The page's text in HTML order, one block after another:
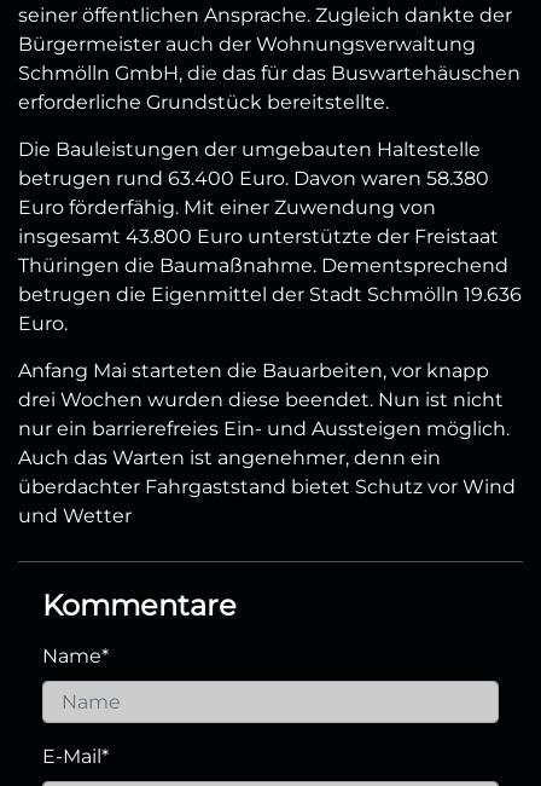
seiner öffentlichen Ansprache. Zugleich dankte der
Bürgermeister auch der Wohnungsverwaltung
Schmölln GmbH, die das für das Buswartehäuschen
erforderliche Grundstück bereitstellte.
Die Bauleistungen der umgebauten Haltestelle
betrugen rund 63.400 Euro. Davon waren 58.380
Euro förderfähig. Mit einer Zuwendung von
insgesamt 43.800 Euro unterstützte der Freistaat
Thüringen die Baumaßnahme. Dementsprechend
betrugen die Eigenmittel der Stadt Schmölln 19.636
Euro.
Anfang Mai starteten die Bauarbeiten, vor knapp
drei Wochen wurden diese beendet. Nun ist nicht
nur ein barrierefreies Ein- und Aussteigen möglich.
Auch das Warten ist angenehmer, denn ein
überdachter Fahrgaststand bietet Schutz vor Wind
und Wetter
Kommentare
Name*
E-Mail *